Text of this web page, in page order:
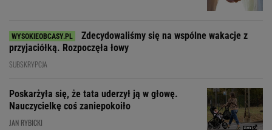
Zdecydowaliśmy się na wspólne wakacje z
przyjaciółką. Rozpoczęła łowy
SUBSKRYPCJA
Poskarżyła się, że tata uderzył ją w głowę.
Nauczycielkę coś zaniepokoiło
JAN RYBICKI